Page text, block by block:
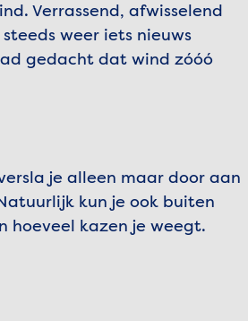
Verrassend, afwisselend
weer iets nieuws
gedacht dat wind zóóó
je alleen maar door aan
kun je ook buiten
hoeveel kazen je weegt.